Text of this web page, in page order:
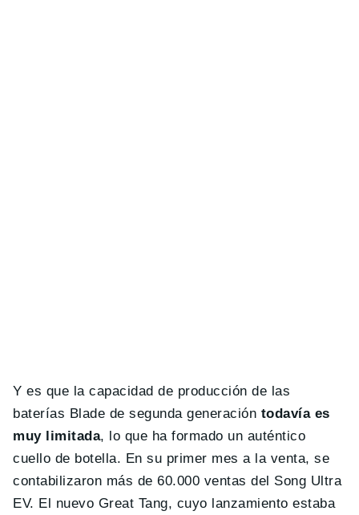
Y es que la capacidad de producción de las
baterías Blade de segunda generación todavía es
muy limitada, lo que ha formado un auténtico
cuello de botella. En su primer mes a la venta, se
contabilizaron más de 60.000 ventas del Song Ultra
EV. El nuevo Great Tang, cuyo lanzamiento estaba